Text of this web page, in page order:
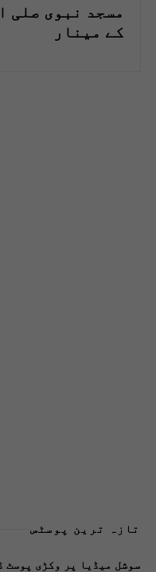
مسجد نبوی صلی
کے مینار
تازہ ترین پوسٹس
سوشل میڈیا پر وکڑی پوسٹ